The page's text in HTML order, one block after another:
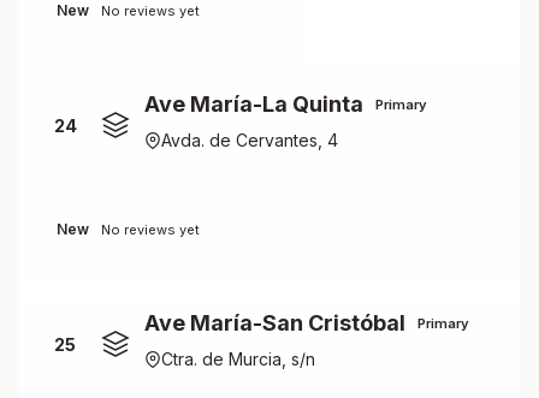
New No reviews yet
24
Ave María-La Quinta Primary
Avda. de Cervantes, 4
New No reviews yet
25
Ave María-San Cristóbal Primary
Ctra. de Murcia, s/n